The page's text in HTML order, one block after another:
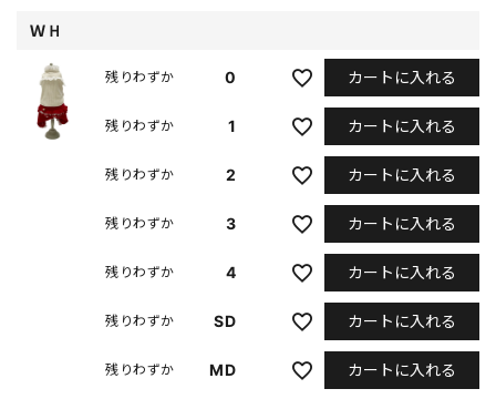
ＷＨ
0
残りわずか カートに入れる
1
残りわずか カートに入れる
2
残りわずか カートに入れる
3
残りわずか カートに入れる
4
残りわずか カートに入れる
SD
残りわずか カートに入れる
MD
残りわずか カートに入れる